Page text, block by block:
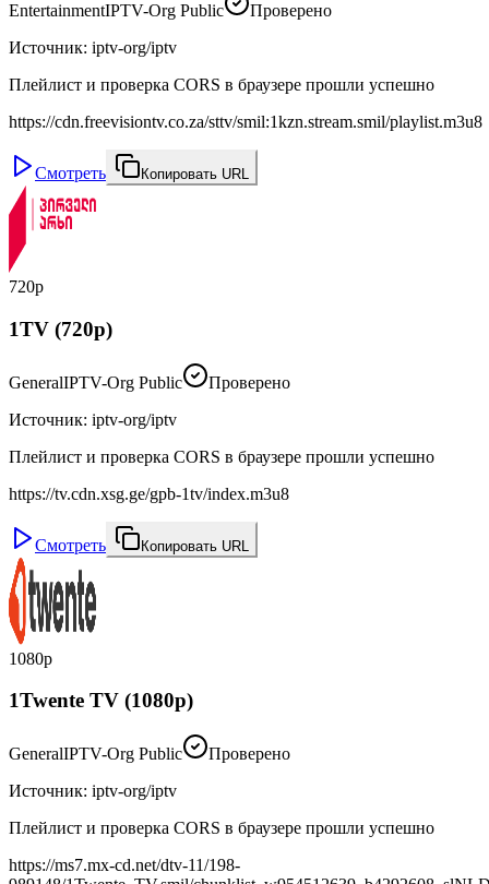
EntertainmentIPTV-Org Public
Проверено
Источник: iptv-org/iptv
Плейлист и проверка CORS в браузере прошли успешно
https://cdn.freevisiontv.co.za/sttv/smil:1kzn.stream.smil/playlist.m3u8
Смотреть Копировать URL
720p
1TV (720p)
GeneralIPTV-Org Public
Проверено
Источник: iptv-org/iptv
Плейлист и проверка CORS в браузере прошли успешно
https://tv.cdn.xsg.ge/gpb-1tv/index.m3u8
Смотреть Копировать URL
1080p
1Twente TV (1080p)
GeneralIPTV-Org Public
Проверено
Источник: iptv-org/iptv
Плейлист и проверка CORS в браузере прошли успешно
https://ms7.mx-cd.net/dtv-11/198-